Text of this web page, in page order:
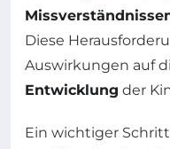
Diese
Auswirkungen auf
Entwicklung der
Ein wichtiger